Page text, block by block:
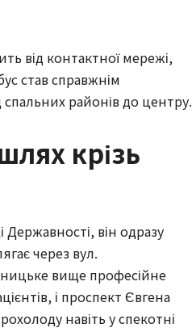
від контактної мережі,
став справжнім
районів до центру.
крізь
він одразу
через вул.
вище професійне
і проспект Євгена
навіть у спекотні